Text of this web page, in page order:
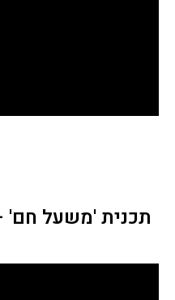
תכנית 'משעל